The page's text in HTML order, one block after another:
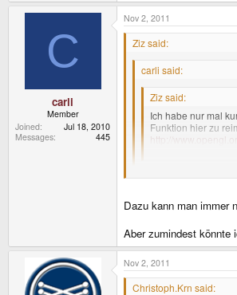
C
carli
Member
Joined
Jul 18, 2010
Messages
445
Nov 2, 2011
Ziz said:
carli said:
Ziz said:
Ich habe nur mal
Funktion hier zu
http://
Also wenn die
mithilfe eines
Dazu kann man immer
Aber zumindest könnte
Nov 2, 2011
Christoph.Krn said: